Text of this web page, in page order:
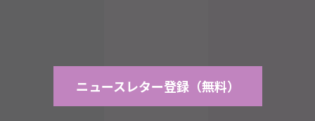
ニュースレター登録（無料）